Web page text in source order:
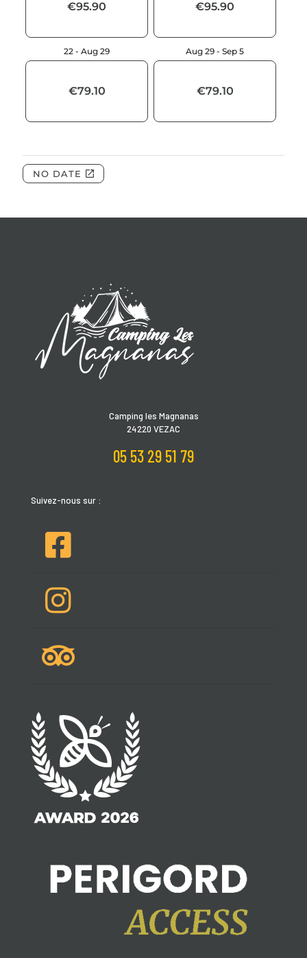
Camping les Magnanas
24220 VEZAC
05 53 29 51 79
Suivez-nous sur :